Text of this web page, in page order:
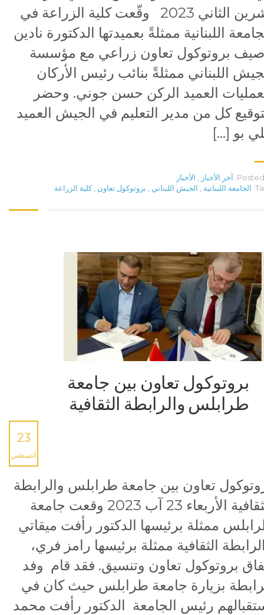
تشرين الثاني 2023 وقّعت كلية الزراعة في
اللبنانية ممثلةً بعميدتها الدكتورة نادين
بروتوكول تعاون زراعي مع مؤسسة
اللبناني ممثلةً بنائب رئيس الأركان
العميد الركن حسن جوني. وحضر
كل من مدير التعليم في الجيش العميد
بو […]
Posted آخر الأخبار
الأخبار
الجامعة اللبنانية الجيش اللبناني بروتوكول تعاون كلية الزراعة
بروتوكول تعاون بين جامعة
طرابلس والرابطة الثقافية
23
أغسطس
تعاون بين جامعة طرابلس والرابطة
الثقافية الأربعاء 23 آب 2023 وقعت جامعة
ممثلة برئيسها الدكتور رأفت ميقاتي
الثقافية ممثلة برئيسها رامز فري،
بروتوكول تعاون وتنسيق. فقد قام وفد
بزيارة جامعة طرابلس حيث كان في
رئيس الجامعة الدكتور رأفت محمد